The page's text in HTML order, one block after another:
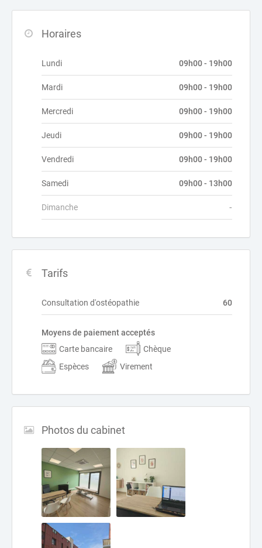
Horaires
Lundi 09h00 - 19h00
Mardi 09h00 - 19h00
Mercredi 09h00 - 19h00
Jeudi 09h00 - 19h00
Vendredi 09h00 - 19h00
Samedi 09h00 - 13h00
Dimanche -
Tarifs
Consultation d'ostéopathie 60
Moyens de paiement acceptés
Carte bancaire
Chèque
Espèces
Virement
Photos du cabinet